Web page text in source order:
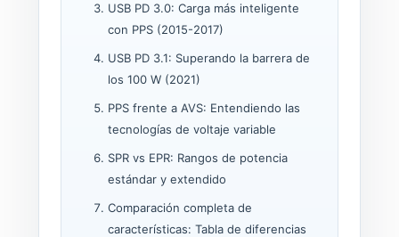
USB PD 3.0: Carga más inteligente
con PPS (2015-2017)
USB PD 3.1: Superando la barrera de
los 100 W (2021)
PPS frente a AVS: Entendiendo las
tecnologías de voltaje variable
SPR vs EPR: Rangos de potencia
estándar y extendido
Comparación completa de
características: Tabla de diferencias